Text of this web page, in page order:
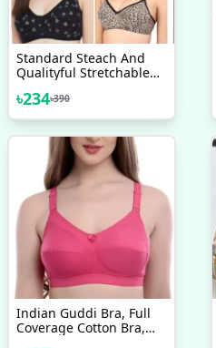
Standard Steach And
Qualityful Stretchable
And Girls
৳234৳390
Indian Guddi Bra, Full
Coverage Cotton Bra,